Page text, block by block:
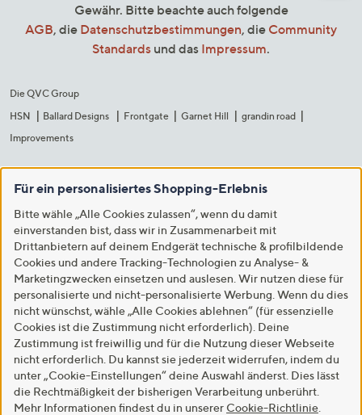
Gewähr. Bitte beachte auch folgende
AGB, die Datenschutzbestimmungen, die Community
Standards und das Impressum.
Die QVC Group
HSN
Ballard Designs Frontgate Garnet Hill
grandin road
Improvements
Für ein personalisiertes Shopping-Erlebnis
Bitte wähle „Alle Cookies zulassen“, wenn du damit
einverstanden bist, dass wir in Zusammenarbeit mit
Drittanbietern auf deinem Endgerät technische & profilbildende
Cookies und andere Tracking-Technologien zu Analyse- &
Marketingzwecken einsetzen und auslesen. Wir nutzen diese für
personalisierte und nicht-personalisierte Werbung. Wenn du dies
nicht wünschst, wähle „Alle Cookies ablehnen“ (für essenzielle
Cookies ist die Zustimmung nicht erforderlich). Deine
Zustimmung ist freiwillig und für die Nutzung dieser Webseite
nicht erforderlich. Du kannst sie jederzeit widerrufen, indem du
unter „Cookie-Einstellungen“ deine Auswahl änderst. Dies lässt
die Rechtmäßigkeit der bisherigen Verarbeitung unberührt.
Mehr Informationen findest du in unserer Cookie-Richtlinie